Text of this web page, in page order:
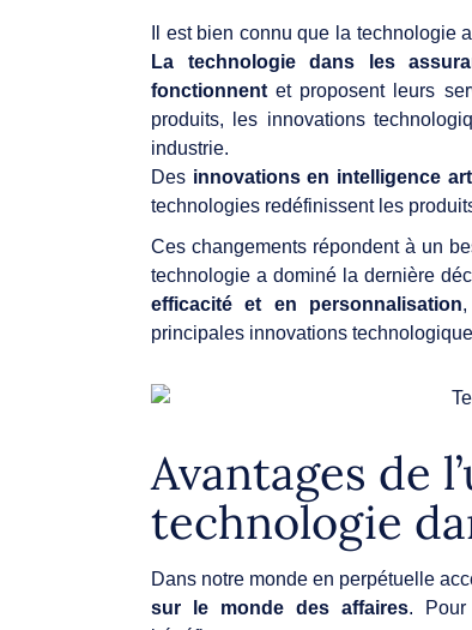
Il est bien connu que la technologie
La technologie dans les
fonctionnentet proposent leurs
produits, les innovations
industrie.
Des innovations en intelligence
technologies redéfinissent les
Ces changements répondent à un
technologie a dominé la dernière
efficacité et en personnalisation
principales innovations
Avantages de
technologie
Dans notre monde en perpétuelle
sur le monde des affaires. Pour